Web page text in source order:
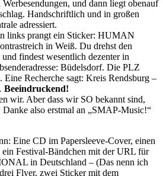
und dann liegt obenauf
Handschriftlich und in großen
adressiert.
links prangt ein Sticker: HUMAN
in Weiß. Du drehst den
findest wesentlich dezenter in
Büdelsdorf. Die PLZ
Eine Recherche sagt: Kreis Rendsburg –
Beeindruckend!
wir. Aber dass wir SO bekannt sind,
also erstmal an „SMAP-Music!“
Eine CD im Papersleeve-Cover, einen
Festival-Bändchen mit der URL für
in Deutschland – (Das nenn ich
Flyer, zwei Sticker mit dem